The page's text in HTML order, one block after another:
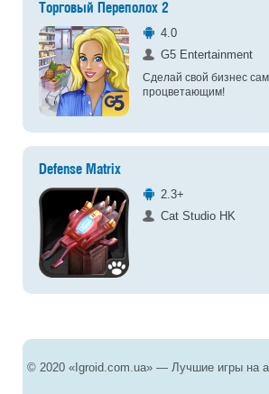
Торговый Переполох 2
4.0
G5 Entertainment
Сделай свой бизнес
процветающим!
Defense Matrix
2.3+
Cat Studio HK
© 2020 «Igroid.com.ua» — Лучшие игры на